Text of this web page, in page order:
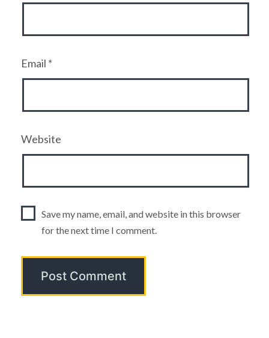
Email *
Website
Save my name, email, and website in this browser
for the next time I comment.